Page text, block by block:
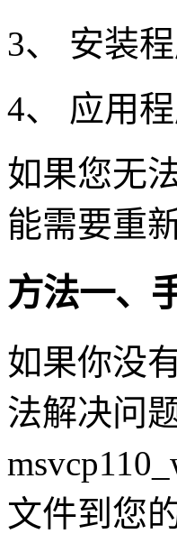
3、 安装
4、 应用
如果您无
能需要重
方法一、
如果你没
法解决问
文件到您